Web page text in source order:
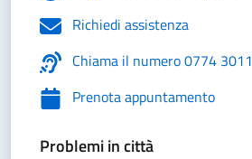
Richiedi assistenza
Chiama il numero 0774 3011
Prenota appuntamento
Problemi in città